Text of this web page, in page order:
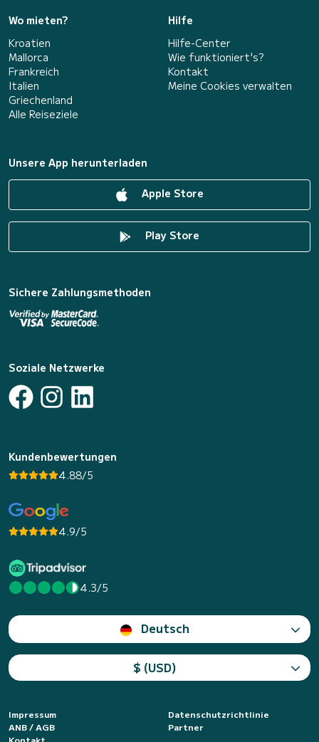
Wo mieten?
Kroatien
Mallorca
Frankreich
Italien
Griechenland
Alle Reiseziele
Hilfe
Hilfe-Center
Wie funktioniert's?
Kontakt
Meine Cookies verwalten
Unsere App herunterladen
Apple Store
Play Store
Sichere Zahlungsmethoden
Soziale Netzwerke
Kundenbewertungen
4.88/5
4.9/5
4.3/5
Deutsch
$ (USD)
Impressum
Datenschutzrichtlinie
ANB / AGB
Partner
Kontakt